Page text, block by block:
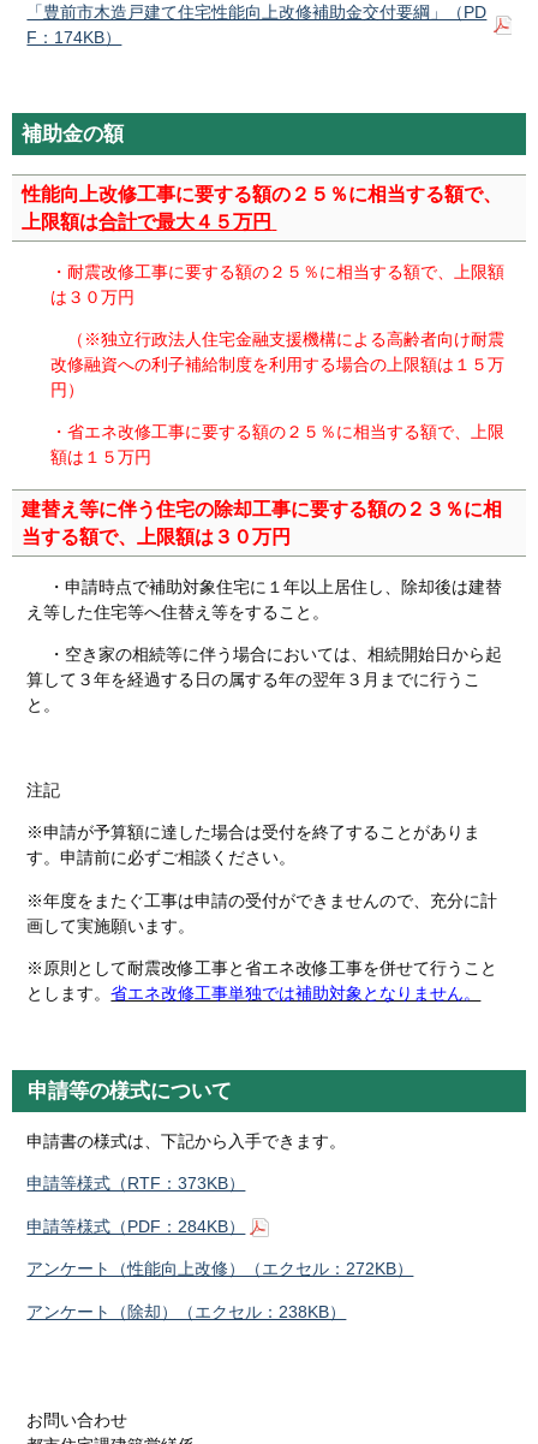
「豊前市木造戸建て住宅性能向上改修補助金交付要綱」（PD
F：174KB）
補助金の額
性能向上改修工事に要する額の２５％に相当する額で、
上限額は合計で最大４５万円
・耐震改修工事に要する額の２５％に相当する額で、上限額
は３０万円
（※独立行政法人住宅金融支援機構による高齢者向け耐震
改修融資への利子補給制度を利用する場合の上限額は１５万
円）
・省エネ改修工事に要する額の２５％に相当する額で、上限
額は１５万円
建替え等に伴う住宅の除却工事に要する額の２３％に相
当する額で、上限額は３０万円
・申請時点で補助対象住宅に１年以上居住し、除却後は建替
え等した住宅等へ住替え等をすること。
・空き家の相続等に伴う場合においては、相続開始日から起
算して３年を経過する日の属する年の翌年３月までに行うこ
と。
注記
※申請が予算額に達した場合は受付を終了することがありま
す。申請前に必ずご相談ください。
※年度をまたぐ工事は申請の受付ができませんので、充分に計
画して実施願います。
※原則として耐震改修工事と省エネ改修工事を併せて行うこと
とします。省エネ改修工事単独では補助対象となりません。
申請等の様式について
申請書の様式は、下記から入手できます。
申請等様式（RTF：373KB）
申請等様式（PDF：284KB）
アンケート（性能向上改修）（エクセル：272KB）
アンケート（除却）（エクセル：238KB）
お問い合わせ